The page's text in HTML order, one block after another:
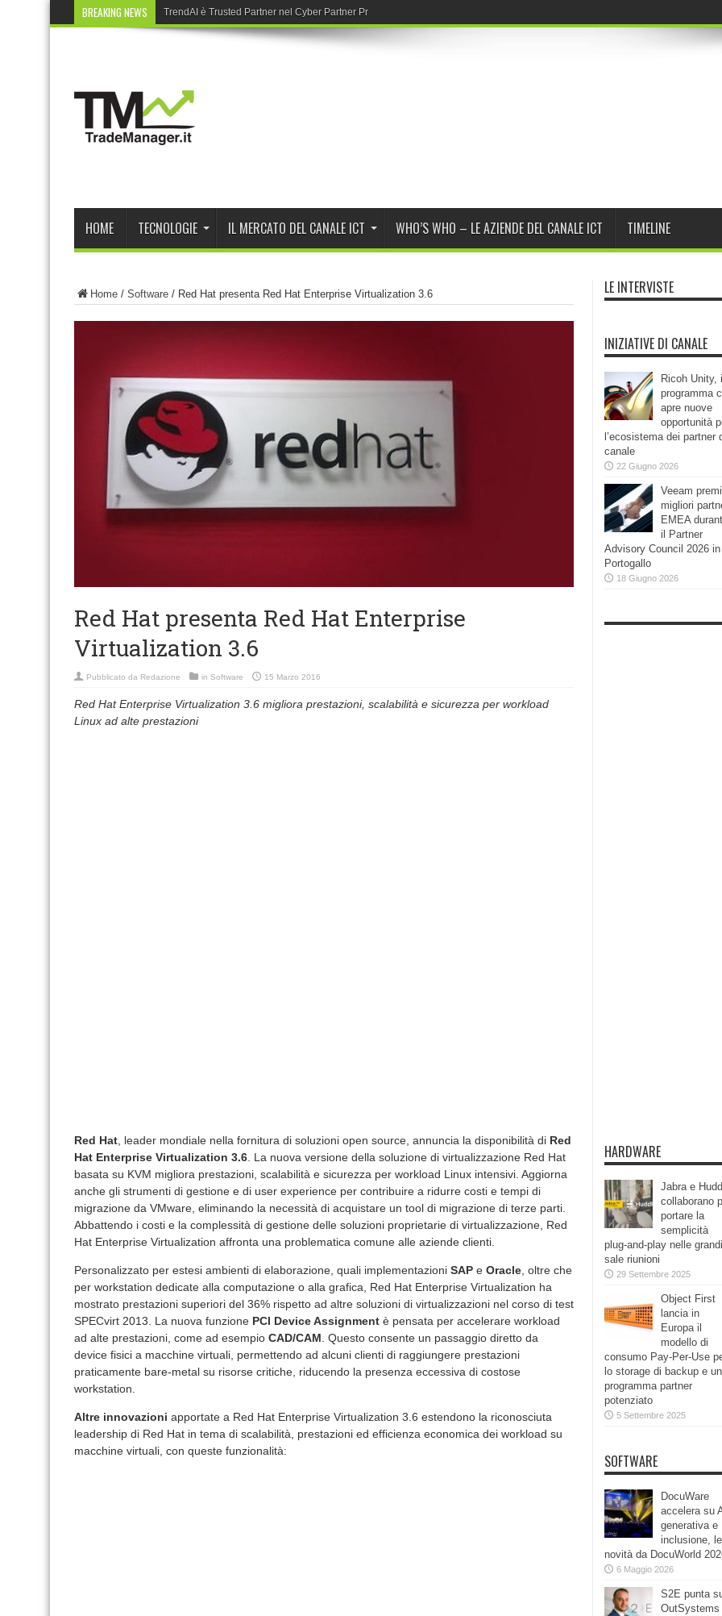
BREAKING NEWS TrendAI è Trusted Partner nel Cyber Partner Program Daybreak di OpenAI
HOME TECNOLOGIE IL MERCATO DEL CANALE ICT WHO’S WHO – LE AZIENDE DEL CANALE ICT TIMELINE
Home / Software / Red Hat presenta Red Hat Enterprise Virtualization 3.6
Red Hat presenta Red Hat Enterprise
Virtualization 3.6
Pubblicato da Redazione in Software 15 Marzo 2016
Red Hat Enterprise Virtualization 3.6 migliora prestazioni, scalabilità e sicurezza per workload
Linux ad alte prestazioni
Red Hat , leader mondiale nella fornitura di soluzioni open source, annuncia la disponibilità di Red
Hat Enterprise Virtualization 3.6 . La nuova versione della soluzione di virtualizzazione Red Hat
basata su KVM migliora prestazioni, scalabilità e sicurezza per workload Linux intensivi. Aggiorna
anche gli strumenti di gestione e di user experience per contribuire a ridurre costi e tempi di
migrazione da VMware, eliminando la necessità di acquistare un tool di migrazione di terze parti.
Abbattendo i costi e la complessità di gestione delle soluzioni proprietarie di virtualizzazione, Red
Hat Enterprise Virtualization affronta una problematica comune alle aziende clienti.
Personalizzato per estesi ambienti di elaborazione, quali implementazioni SAP e Oracle , oltre che
per workstation dedicate alla computazione o alla grafica, Red Hat Enterprise Virtualization ha
mostrato prestazioni superiori del 36% rispetto ad altre soluzioni di virtualizzazioni nel corso di test
SPECvirt 2013. La nuova funzione PCI Device Assignment è pensata per accelerare workload
ad alte prestazioni, come ad esempio CAD/CAM . Questo consente un passaggio diretto da
device fisici a macchine virtuali, permettendo ad alcuni clienti di raggiungere prestazioni
praticamente bare-metal su risorse critiche, riducendo la presenza eccessiva di costose
workstation.
Altre innovazioni apportate a Red Hat Enterprise Virtualization 3.6 estendono la riconosciuta
leadership di Red Hat in tema di scalabilità, prestazioni ed efficienza economica dei workload su
macchine virtuali, con queste funzionalità:
LE INTERVISTE
INIZIATIVE DI CANALE
Ricoh Unity, il
programma
apre nuove
opportunità
l’ecosistema dei partner
canale
22 Giugno 2026
Veeam
migliori
EMEA
il Partner
Advisory Council 2026 in
Portogallo
18 Giugno 2026
HARDWARE
Jabra e
collaborano
portare la
semplicità
plug-and-play nelle grandi
sale riunioni
29 Settembre 2025
Object First
lancia in
Europa il
modello di
consumo Pay-Per-Use
lo storage di backup e un
programma partner
potenziato
5 Settembre 2025
SOFTWARE
DocuWare
accelera su
generativa e
inclusione, le
novità da DocuWorld
6 Maggio 2026
S2E punta
OutSystems